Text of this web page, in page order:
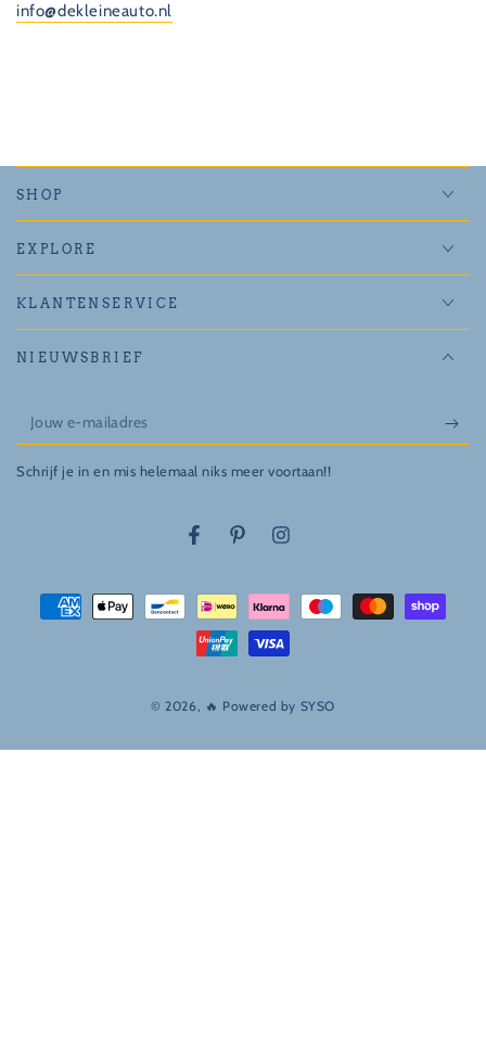
info@dekleineauto.nl
SHOP
EXPLORE
KLANTENSERVICE
NIEUWSBRIEF
Jouw
e-
mailadres
Schrijf je in en mis helemaal niks meer voortaan!!
FacebookPinterestInstagram
© 2026, 🔥 Powered by SYSO
Betaalmethodes